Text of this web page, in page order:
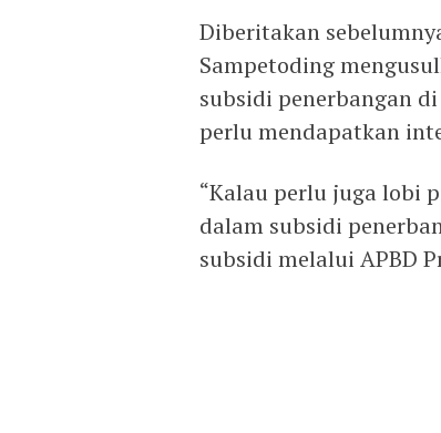
Diberitakan
Sampetoding
subsidi penerbangan
perlu mendapatkan
“Kalau perlu juga lobi
dalam subsidi
subsidi melalui APBD